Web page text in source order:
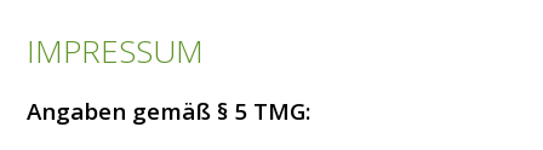
IMPRESSUM
Angaben gemäß § 5 TMG: